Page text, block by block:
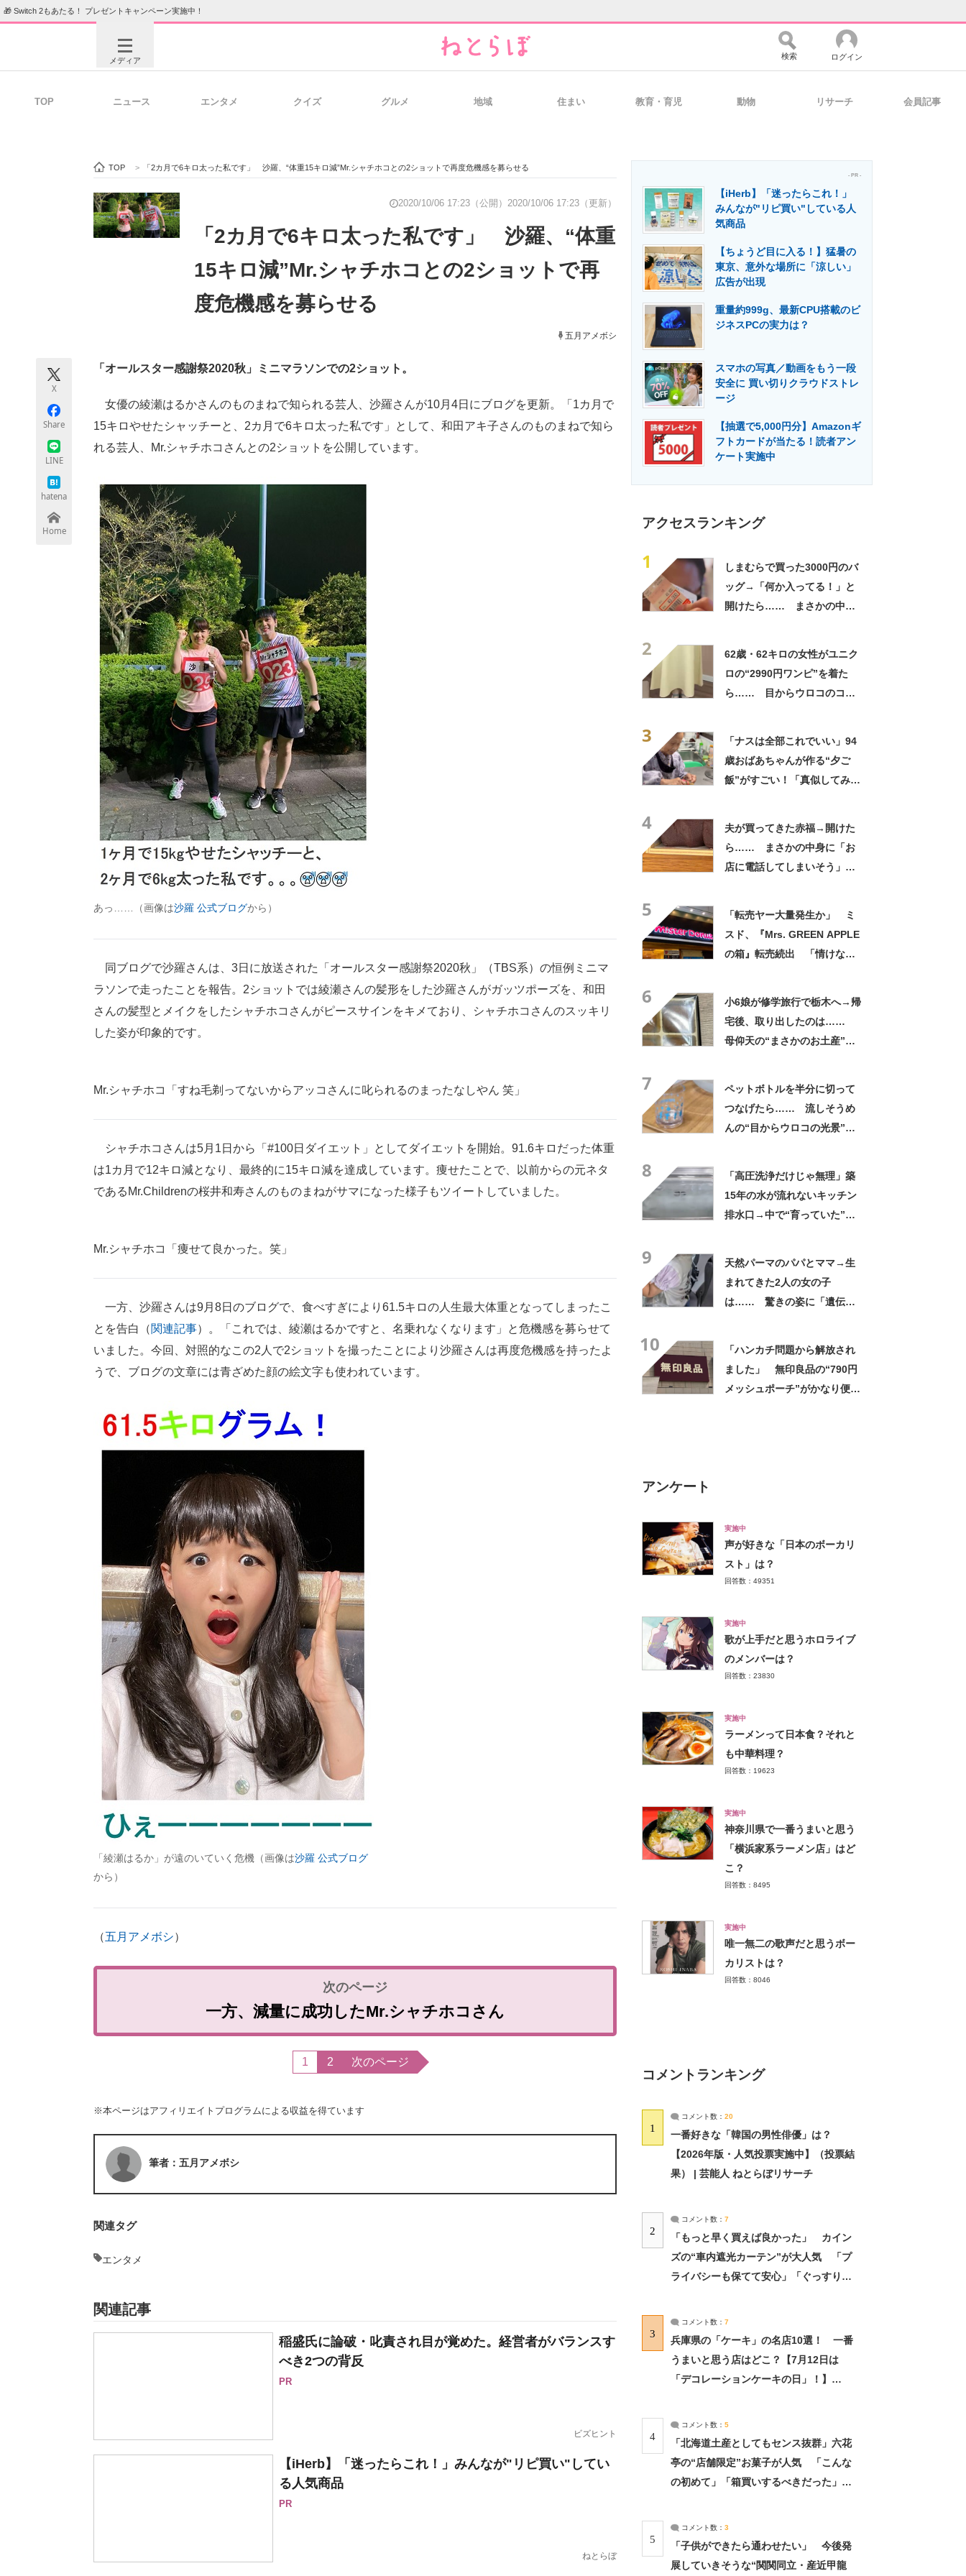
🎁 Switch 2もあたる！ プレゼントキャンペーン実施中！
メディア
ビジネスと働き方のヒント 経営リーダーのコミュニティ マーケ×ITの今がよく分かる
ITエンジニア向け専門サイト 企業向けIT製品の総合サイト IT製品の技術・比較・事例 製造業のIT導入・活用を支援
エネルギーの専門メディア 建設×テクノロジーの最前線
ちょっと気になるネットの話題
検索 ログイン
TOP ニュース エンタメ クイズ グルメ 地域 住まい 教育・育児 動物 リサーチ 会員記事
TOP > 「2カ月で6キロ太った私です」 沙羅、“体重15キロ減”Mr.シャチホコとの2ショットで再度危機感を募らせる
2020/10/06 17:23（公開） 2020/10/06 17:23（更新）
「2カ月で6キロ太った私です」 沙羅、“体重
15キロ減”Mr.シャチホコとの2ショットで再
度危機感を募らせる
五月アメボシ
X
Share
LINE
hatena
Home
「オールスター感謝祭2020秋」ミニマラソンでの2ショット。
女優の綾瀬はるかさんのものまねで知られる芸人、沙羅さんが10月4日にブログを更新。「1カ月で
15キロやせたシャッチーと、2カ月で6キロ太った私です」として、和田アキ子さんのものまねで知ら
れる芸人、Mr.シャチホコさんとの2ショットを公開しています。
あっ……（画像は沙羅 公式ブログから）
同ブログで沙羅さんは、3日に放送された「オールスター感謝祭2020秋」（TBS系）の恒例ミニマ
ラソンで走ったことを報告。2ショットでは綾瀬さんの髪形をした沙羅さんがガッツポーズを、和田
さんの髪型とメイクをしたシャチホコさんがピースサインをキメており、シャチホコさんのスッキリ
した姿が印象的です。
Mr.シャチホコ「すね毛剃ってないからアッコさんに叱られるのまったなしやん 笑」
シャチホコさんは5月1日から「#100日ダイエット」としてダイエットを開始。91.6キロだった体重
は1カ月で12キロ減となり、最終的に15キロ減を達成しています。痩せたことで、以前からの元ネタ
であるMr.Childrenの桜井和寿さんのものまねがサマになった様子もツイートしていました。
Mr.シャチホコ「痩せて良かった。笑」
一方、沙羅さんは9月8日のブログで、食べすぎにより61.5キロの人生最大体重となってしまったこ
とを告白（関連記事）。「これでは、綾瀬はるかですと、名乗れなくなります」と危機感を募らせて
いました。今回、対照的なこの2人で2ショットを撮ったことにより沙羅さんは再度危機感を持ったよ
うで、ブログの文章には青ざめた顔の絵文字も使われています。
「綾瀬はるか」が遠のいていく危機（画像は沙羅 公式ブログ
から）
（五月アメボシ）
一方、減量に成功したMr.シャチホコさん
1 2 次のページ
※本ページはアフィリエイトプログラムによる収益を得ています
筆者：五月アメボシ
関連タグ
エンタメ
関連記事
稲盛氏に論破・叱責され目が覚めた。経営者がバランスす
べき2つの背反
PR
ビズヒント
【iHerb】「迷ったらこれ！」みんなが"リピ買い"してい
る人気商品
PR
ねとらぼ
- PR -
【iHerb】「迷ったらこれ！」
みんなが"リピ買い"している人
気商品
【ちょうど目に入る！】猛暑の
東京、意外な場所に「涼しい」
広告が出現
重量約999g、最新CPU搭載のビ
ジネスPCの実力は？
スマホの写真／動画をもう一段
安全に 買い切りクラウドストレ
ージ
【抽選で5,000円分】Amazonギ
フトカードが当たる！読者アン
ケート実施中
アクセスランキング
1
しまむらで買った3000円のバ
ッグ→「何か入ってる！」と
開けたら…… まさかの中身
2
62歳・62キロの女性がユニク
ロの“2990円ワンピ”を着た
ら…… 目からウロコのコー
3
「ナスは全部これでいい」94
歳おばあちゃんが作る“夕ご
飯”がすごい！「真似してみま
4
夫が買ってきた赤福→開けた
ら…… まさかの中身に「お
店に電話してしまいそう」
5
「転売ヤー大量発生か」 ミ
スド、『Mrs. GREEN APPLE
の箱』転売続出 「情けない
6
小6娘が修学旅行で栃木へ→帰
宅後、取り出したのは……
母仰天の“まさかのお土産”に
7
ペットボトルを半分に切って
つなげたら…… 流しそうめ
んの“目からウロコの光景”に
8
「高圧洗浄だけじゃ無理」築
15年の水が流れないキッチン
排水口→中で“育っていた”の
9
天然パーマのパパとママ→生
まれてきた2人の女の子
は…… 驚きの姿に「遺伝っ
10
「ハンカチ問題から解放され
ました」 無印良品の“790円
メッシュポーチ”がかなり便
アンケート
実施中
声が好きな「日本のボーカリ
スト」は？
回答数：49351
実施中
歌が上手だと思うホロライブ
のメンバーは？
回答数：23830
実施中
ラーメンって日本食？それと
も中華料理？
回答数：19623
実施中
神奈川県で一番うまいと思う
「横浜家系ラーメン店」はど
こ？
回答数：8495
実施中
唯一無二の歌声だと思うボー
カリストは？
回答数：8046
コメントランキング
1
コメント数： 20
一番好きな「韓国の男性俳優」は？
【2026年版・人気投票実施中】（投票結
果） | 芸能人 ねとらぼリサーチ
2
コメント数： 7
「もっと早く買えば良かった」 カイン
ズの“車内遮光カーテン”が大人気 「プ
ライバシーも保てて安心」「ぐっすり眠
3
コメント数： 7
兵庫県の「ケーキ」の名店10選！ 一番
うまいと思う店はどこ？【7月12日は
「デコレーションケーキの日」！】
4
コメント数： 5
「北海道土産としてもセンス抜群」六花
亭の“店舗限定”お菓子が人気 「こんな
の初めて」「箱買いするべきだった」
5
コメント数： 3
「子供ができたら通わせたい」 今後発
展していきそうな“関関同立・産近甲龍